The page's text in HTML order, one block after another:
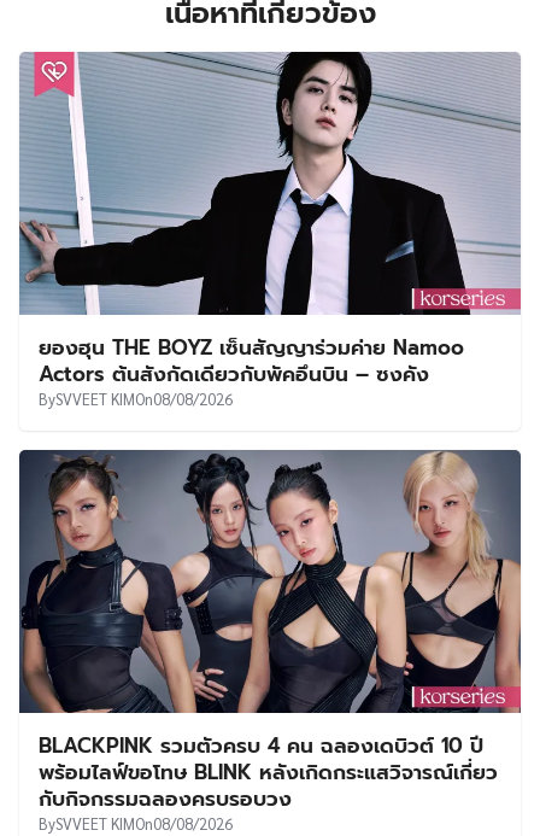
เนื้อหาที่เกี่ยวข้อง
ยองฮุน THE BOYZ เซ็นสัญญาร่วมค่าย Namoo
Actors ต้นสังกัดเดียวกับพัคอึนบิน – ซงคัง
BySVVEET KIMOn08/08/2026
BLACKPINK รวมตัวครบ 4 คน ฉลองเดบิวต์ 10 ปี
พร้อมไลฟ์ขอโทษ BLINK หลังเกิดกระแสวิจารณ์เกี่ยว
กับกิจกรรมฉลองครบรอบวง
BySVVEET KIMOn08/08/2026